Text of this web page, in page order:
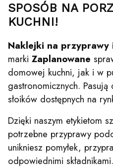
SPOSÓB NA
KUCHNI!
Naklejki na przyprawy
marki Zaplanowane
domowej kuchni, jak i w
gastronomicznych.
słoików dostępnych na
Dzięki naszym etykietom
potrzebne przyprawy
unikniesz pomyłek,
odpowiednimi składnikami.